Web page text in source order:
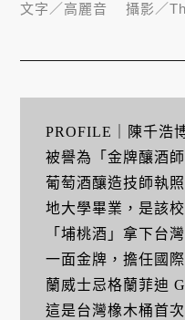
PROFILE｜陳千浩
被譽為「金牌釀酒
葡萄酒釀造技師執
地大學畢業，是該
「埔桃酒」拿下台
一面金牌，擔任國
蘭威士忌格蘭菲迪
這是台灣橡木桶首
文字／高麗音 攝影／